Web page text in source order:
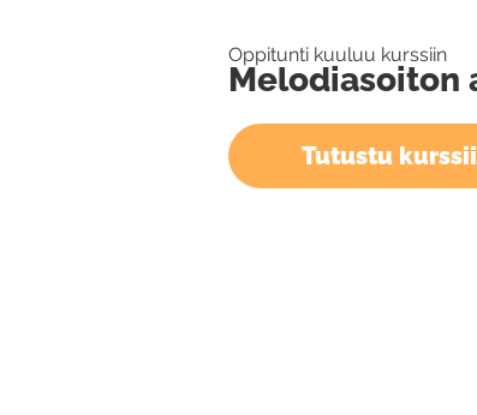
Oppitunti kuuluu kurssiin
Melodiasoiton
Tutustu